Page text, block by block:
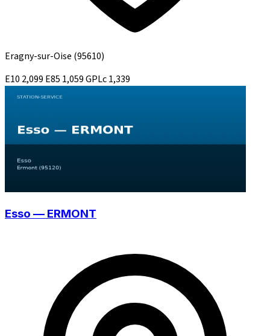
Eragny-sur-Oise (95610)
E10 2,099 E85 1,059GPLc1,339
Esso — ERMONT